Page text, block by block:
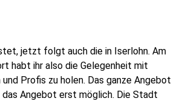
jetzt folgt auch die in Iserlohn. Am
habt ihr also die Gelegenheit mit
Profis zu holen. Das ganze Angebot
Angebot erst möglich. Die Stadt